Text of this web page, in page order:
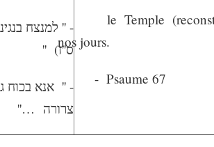
le Temple
nos jours.
- Psaume 67
- '' למנצח
ס''ז) ''
- '' אנא בכוח
צרורה …
''